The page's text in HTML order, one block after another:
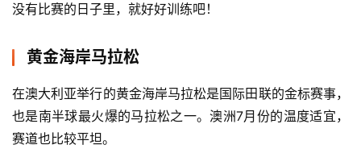
没有比赛的日子里，就好好训练吧！
黄金海岸马拉松
在澳大利亚举行的黄金海岸马拉松是国际田联的金标赛事，
也是南半球最火爆的马拉松之一。澳洲7月份的温度适宜，
赛道也比较平坦。